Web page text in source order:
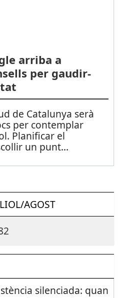
arriba a
per gaudir-
de Catalunya serà
per contemplar
Planificar el
un punt...
AGOST